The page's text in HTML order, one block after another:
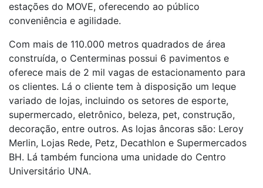
estações do MOVE, oferecendo ao público
conveniência e agilidade.
Com mais de 110.000 metros quadrados de área
construída, o Centerminas possui 6 pavimentos e
oferece mais de 2 mil vagas de estacionamento para
os clientes. Lá o cliente tem à disposição um leque
variado de lojas, incluindo os setores de esporte,
supermercado, eletrônico, beleza, pet, construção,
decoração, entre outros. As lojas âncoras são: Leroy
Merlin, Lojas Rede, Petz, Decathlon e Supermercados
BH. Lá também funciona uma unidade do Centro
Universitário UNA.